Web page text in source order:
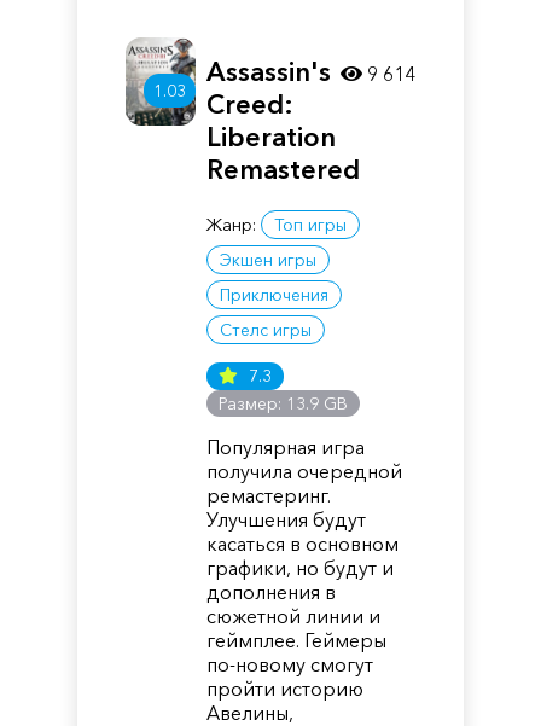
1.03
Assassin's
Creed:
Liberation
Remastered
Жанр:
Топ игры
Экшен игры
Приключения
Стелс игры
7.3
Размер: 13.9 GB
Популярная игра
получила очередной
ремастеринг.
Улучшения будут
касаться в основном
графики, но будут и
дополнения в
сюжетной линии и
геймплее. Геймеры
по-новому смогут
пройти историю
Авелины,
9 614